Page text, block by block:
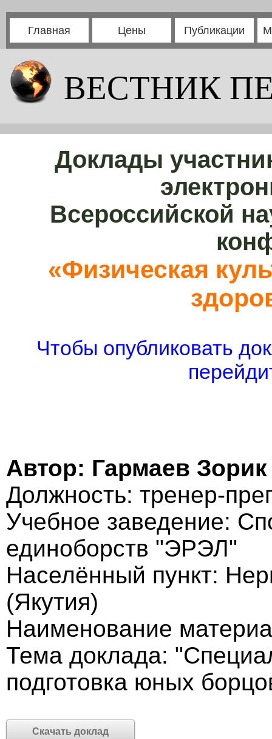
Главная Цены Публикации
ВЕСТНИК
Доклады
Всероссийской
«Физическая
Чтобы опубликовать
Автор: Гармаев
Должность: тренер-
Учебное заведение:
единоборств "ЭРЭЛ"
Населённый пункт:
(Якутия)
Наименование
Тема доклада:
подготовка юных
Скачать доклад